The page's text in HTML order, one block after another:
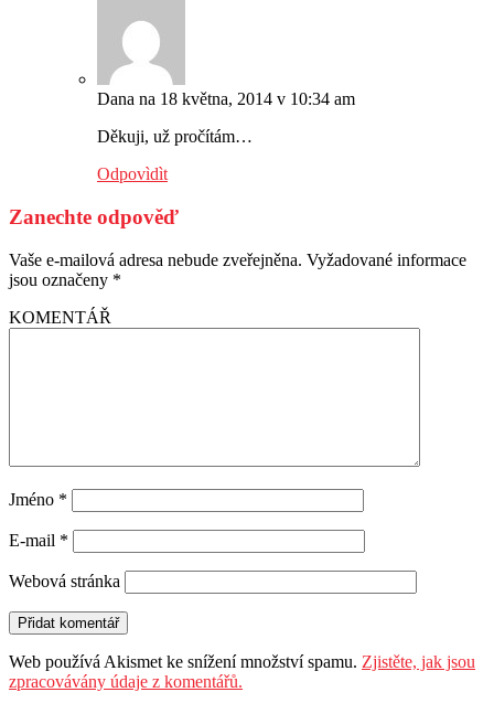
Dana na 18 května, 2014 v 10:34 am
Děkuji, už pročítám…
Odpovìdìt
Zanechte odpověď
Vaše e-mailová adresa nebude zveřejněna. Vyžadované informace
jsou označeny *
KOMENTÁŘ
Jméno *
E-mail *
Webová stránka
Web používá Akismet ke snížení množství spamu. Zjistěte, jak jsou
zpracovávány údaje z komentářů.